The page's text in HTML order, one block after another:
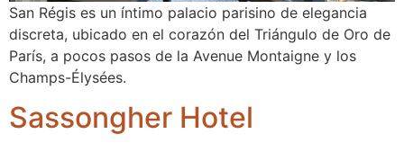
San Régis es un íntimo palacio parisino de elegancia
discreta, ubicado en el corazón del Triángulo de Oro de
París, a pocos pasos de la Avenue Montaigne y los
Champs-Élysées.
Sassongher Hotel